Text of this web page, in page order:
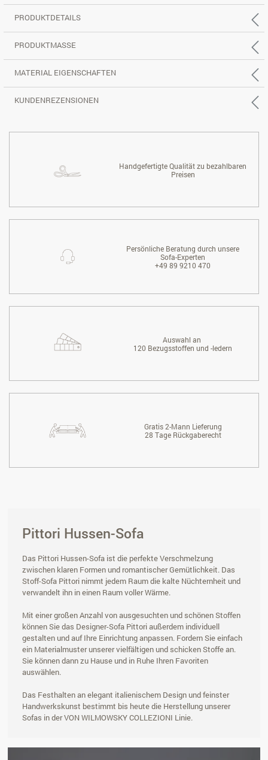
PRODUKTDETAILS
PRODUKTMASSE
MATERIAL EIGENSCHAFTEN
KUNDENREZENSIONEN
Handgefertigte Qualität zu bezahlbaren
Preisen
Persönliche Beratung durch unsere
Sofa-Experten
+49 89 9210 470
Auswahl an
120 Bezugsstoffen und -ledern
Gratis 2-Mann Lieferung
28 Tage Rückgaberecht
Pittori Hussen-Sofa
Das Pittori Hussen-Sofa ist die perfekte Verschmelzung
zwischen klaren Formen und romantischer Gemütlichkeit. Das
Stoff-Sofa Pittori nimmt jedem Raum die kalte Nüchternheit und
verwandelt ihn in einen Raum voller Wärme.
Mit einer großen Anzahl von ausgesuchten und schönen Stoffen
können Sie das Designer-Sofa Pittori außerdem individuell
gestalten und auf Ihre Einrichtung anpassen. Fordern Sie einfach
ein Materialmuster unserer vielfältigen und schicken Stoffe an.
Sie können dann zu Hause und in Ruhe Ihren Favoriten
auswählen.
Das Festhalten an elegant italienischem Design und feinster
Handwerkskunst bestimmt bis heute die Herstellung unserer
Sofas in der VON WILMOWSKY COLLEZIONI Linie.